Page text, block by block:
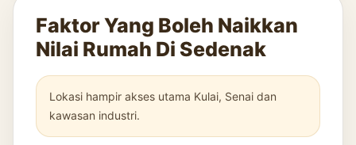
Faktor Yang Boleh Naikkan
Nilai Rumah Di Sedenak
Lokasi hampir akses utama Kulai, Senai dan
kawasan industri.